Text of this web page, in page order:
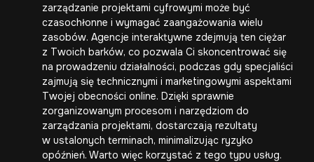
zarządzanie projektami cyfrowymi może być
czasochłonne i wymagać zaangażowania wielu
zasobów. Agencje interaktywne zdejmują ten ciężar
z Twoich barków, co pozwala Ci skoncentrować się
na prowadzeniu działalności, podczas gdy specjaliści
zajmują się technicznymi i marketingowymi aspektami
Twojej obecności online. Dzięki sprawnie
zorganizowanym procesom i narzędziom do
zarządzania projektami, dostarczają rezultaty
w ustalonych terminach, minimalizując ryzyko
opóźnień. Warto więc korzystać z tego typu usług.